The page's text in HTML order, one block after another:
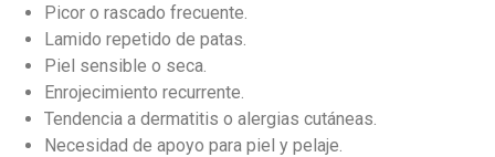
Picor o rascado frecuente.
Lamido repetido de patas.
Piel sensible o seca.
Enrojecimiento recurrente.
Tendencia a dermatitis o alergias cutáneas.
Necesidad de apoyo para piel y pelaje.